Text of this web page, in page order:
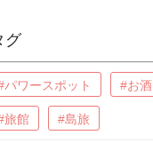
グ
パワースポット #お酒
旅館 #島旅